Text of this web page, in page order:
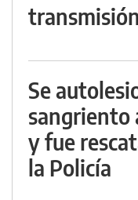
Se
sangriento
y fue
la Policía